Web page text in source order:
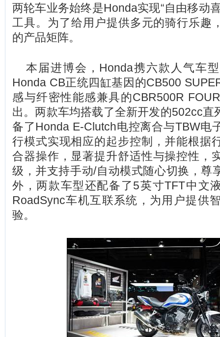
两轮车业务始终是Honda实现“自由移动
工具。为了给用户提供多元的骑行乐趣
的产品矩阵。
本届进博会，Honda携六款人气车
Honda CB正统四缸基因的CB500
感与纤密性能感兼具的CBR500R
出。两款车均搭载了全新开发的502cc直
备了Honda E-Clutch电控离合与TBW电
行模式实现相应的起步控制，并能根据
合器操作，显著提升舒适性与操控性，
级，并支持手动/自动模式随心切换，尊
外，两款车型还配备了5英寸TFT中文
RoadSync车机互联系统，为用户提供
验。